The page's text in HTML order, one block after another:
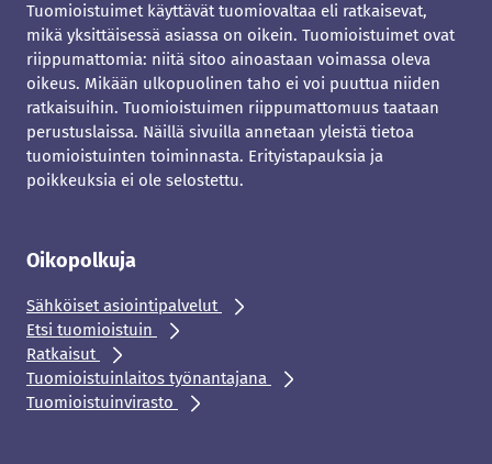
Tuomioistuimet käyttävät tuomiovaltaa eli ratkaisevat,
mikä yksittäisessä asiassa on oikein. Tuomioistuimet ovat
riippumattomia: niitä sitoo ainoastaan voimassa oleva
oikeus. Mikään ulkopuolinen taho ei voi puuttua niiden
ratkaisuihin. Tuomioistuimen riippumattomuus taataan
perustuslaissa. Näillä sivuilla annetaan yleistä tietoa
tuomioistuinten toiminnasta. Erityistapauksia ja
poikkeuksia ei ole selostettu.
Oikopolkuja
Sähköiset asiointipalvelut
Etsi tuomioistuin
Ratkaisut
Tuomioistuinlaitos työnantajana
Tuomioistuinvirasto